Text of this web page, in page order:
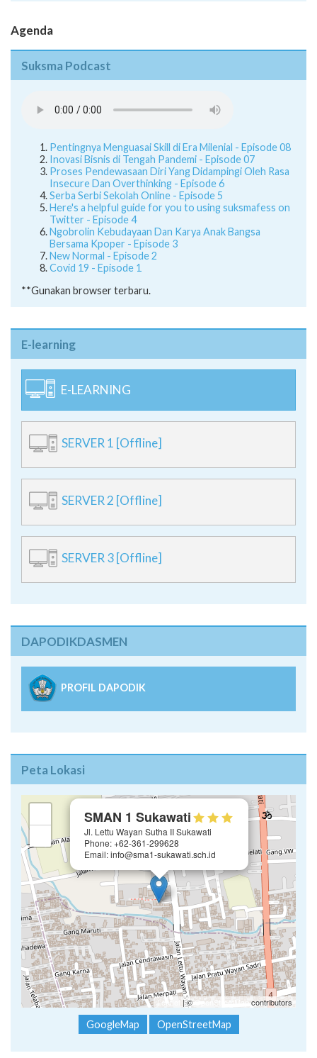
Agenda
Suksma Podcast
Pentingnya Menguasai Skill di Era Milenial - Episode 08
Inovasi Bisnis di Tengah Pandemi - Episode 07
Proses Pendewasaan Diri Yang Didampingi Oleh Rasa
Insecure Dan Overthinking - Episode 6
Serba Serbi Sekolah Online - Episode 5
Here's a helpful guide for you to using suksmafess on
Twitter - Episode 4
Ngobrolin Kebudayaan Dan Karya Anak Bangsa
Bersama Kpoper - Episode 3
New Normal - Episode 2
Covid 19 - Episode 1
**Gunakan browser terbaru.
E-learning
E-LEARNING
SERVER 1 [Offline]
SERVER 2 [Offline]
SERVER 3 [Offline]
DAPODIKDASMEN
PROFIL DAPODIK
Peta Lokasi
SMAN 1 Sukawati
Jl. Lettu Wayan Sutha II Sukawati
Phone: +62-361-299628
Email: info@sma1-sukawati.sch.id
Leaflet | ©OpenStreetMap contributors
GoogleMap OpenStreetMap